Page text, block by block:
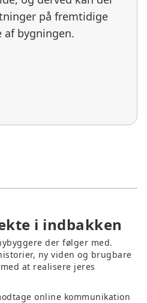
på fremtidige
af bygningen.
i indbakken
der følger med.
ny viden og brugbare
at realisere jeres
online kommunikation